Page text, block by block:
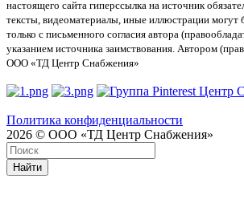
настоящего сайта гиперссылка на источник
тексты, видеоматериалы, иные иллюстрации могут
только с письменного согласия автора
указанием источника заимствования. Автором
ООО «ТД Центр Снабжения»
Политика конфиденциальности
2026 © ООО «ТД Центр Снабжения»
Найти